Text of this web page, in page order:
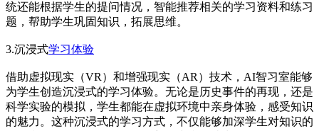
统还能根据学生的提问情况，智能推荐相关的学习资料和练习
题，帮助学生巩固知识，拓展思维。
3.沉浸式学习体验
借助虚拟现实（VR）和增强现实（AR）技术，AI智习室能够
为学生创造沉浸式的学习体验。无论是历史事件的再现，还是
科学实验的模拟，学生都能在虚拟环境中亲身体验，感受知识
的魅力。这种沉浸式的学习方式，不仅能够加深学生对知识的